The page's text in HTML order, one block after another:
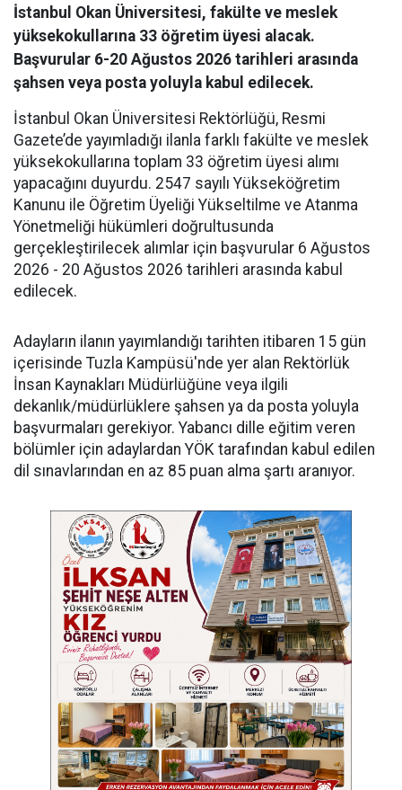
İstanbul Okan Üniversitesi, fakülte ve meslek
yüksekokullarına 33 öğretim üyesi alacak.
Başvurular 6-20 Ağustos 2026 tarihleri arasında
şahsen veya posta yoluyla kabul edilecek.
İstanbul Okan Üniversitesi Rektörlüğü, Resmi
Gazete’de yayımladığı ilanla farklı fakülte ve meslek
yüksekokullarına toplam 33 öğretim üyesi alımı
yapacağını duyurdu. 2547 sayılı Yükseköğretim
Kanunu ile Öğretim Üyeliği Yükseltilme ve Atanma
Yönetmeliği hükümleri doğrultusunda
gerçekleştirilecek alımlar için başvurular 6 Ağustos
2026 - 20 Ağustos 2026 tarihleri arasında kabul
edilecek.
Adayların ilanın yayımlandığı tarihten itibaren 15 gün
içerisinde Tuzla Kampüsü'nde yer alan Rektörlük
İnsan Kaynakları Müdürlüğüne veya ilgili
dekanlık/müdürlüklere şahsen ya da posta yoluyla
başvurmaları gerekiyor. Yabancı dille eğitim veren
bölümler için adaylardan YÖK tarafından kabul edilen
dil sınavlarından en az 85 puan alma şartı aranıyor.